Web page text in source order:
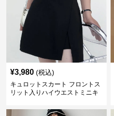
¥3,980 (税込)
キュロットスカート フロントス
リット入りハイウエストミニキ